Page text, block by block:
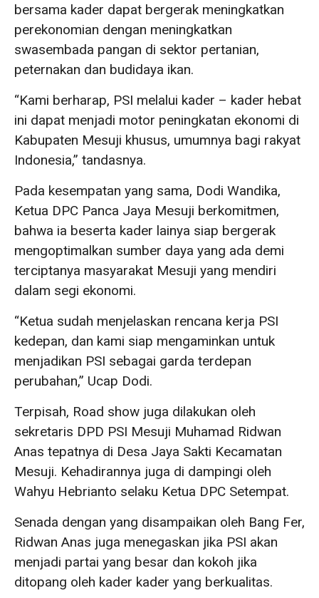
bersama kader dapat bergerak meningkatkan
perekonomian dengan meningkatkan
swasembada pangan di sektor pertanian,
peternakan dan budidaya ikan.
“Kami berharap, PSI melalui kader – kader hebat
ini dapat menjadi motor peningkatan ekonomi di
Kabupaten Mesuji khusus, umumnya bagi rakyat
Indonesia,” tandasnya.
Pada kesempatan yang sama, Dodi Wandika,
Ketua DPC Panca Jaya Mesuji berkomitmen,
bahwa ia beserta kader lainya siap bergerak
mengoptimalkan sumber daya yang ada demi
terciptanya masyarakat Mesuji yang mendiri
dalam segi ekonomi.
“Ketua sudah menjelaskan rencana kerja PSI
kedepan, dan kami siap mengaminkan untuk
menjadikan PSI sebagai garda terdepan
perubahan,” Ucap Dodi.
Terpisah, Road show juga dilakukan oleh
sekretaris DPD PSI Mesuji Muhamad Ridwan
Anas tepatnya di Desa Jaya Sakti Kecamatan
Mesuji. Kehadirannya juga di dampingi oleh
Wahyu Hebrianto selaku Ketua DPC Setempat.
Senada dengan yang disampaikan oleh Bang Fer,
Ridwan Anas juga menegaskan jika PSI akan
menjadi partai yang besar dan kokoh jika
ditopang oleh kader kader yang berkualitas.